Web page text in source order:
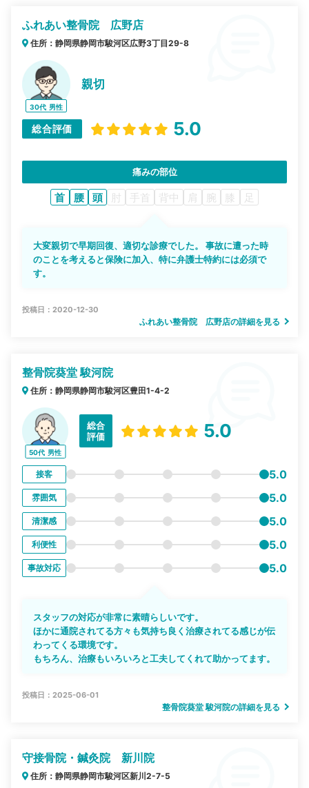
ふれあい整骨院 広野店
住所：静岡県静岡市駿河区広野3丁目29-8
30代 男性
親切
総合評価 5.0
痛みの部位
首 腰 頭 肘 手首 背中 肩 腕 膝 足
大変親切で早期回復、適切な診療でした。 事故に遭った時
のことを考えると保険に加入、特に弁護士特約には必須で
す。
投稿日：2020-12-30
ふれあい整骨院 広野店の詳細を見る
整骨院葵堂 駿河院
住所：静岡県静岡市駿河区豊田1-4-2
50代 男性
総合
評価
5.0
接客 5.0
雰囲気 5.0
清潔感 5.0
利便性 5.0
事故対応 5.0
スタッフの対応が非常に素晴らしいです。
ほかに通院されてる方々も気持ち良く治療されてる感じが伝
わってくる環境です。
もちろん、治療もいろいろと工夫してくれて助かってます。
投稿日：2025-06-01
整骨院葵堂 駿河院の詳細を見る
守接骨院・鍼灸院 新川院
住所：静岡県静岡市駿河区新川2-7-5